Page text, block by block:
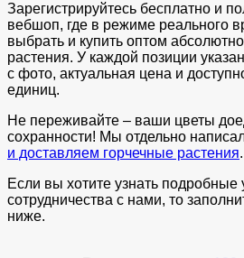
Зарегистрируйтесь бесплатно и
вебшоп, где в режиме реального
выбрать и купить оптом
растения. У каждой позиции
с фото, актуальная цена и
единиц.
Не переживайте – ваши цветы
сохранности! Мы отдельно
и доставляем горчечные растения.
Если вы хотите узнать подробные
сотрудничества с нами, то
ниже.